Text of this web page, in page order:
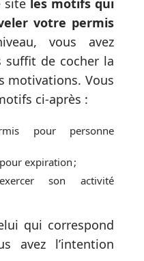
site les motifs qui
votre permis
vous avez
suffit de cocher la
motivations. Vous
ci-après :
pour personne
expiration ;
son activité
qui correspond
avez l’intention